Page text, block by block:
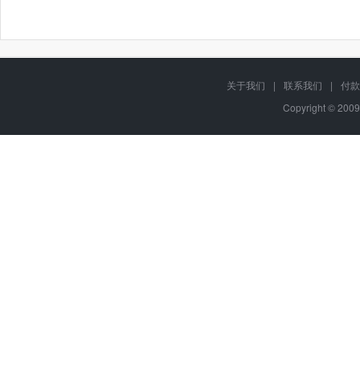
关于我们 | 联系我们 |
付
Copyright ©